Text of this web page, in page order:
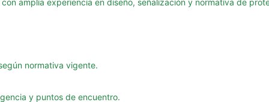
normativa vigente.
y puntos de encuentro.